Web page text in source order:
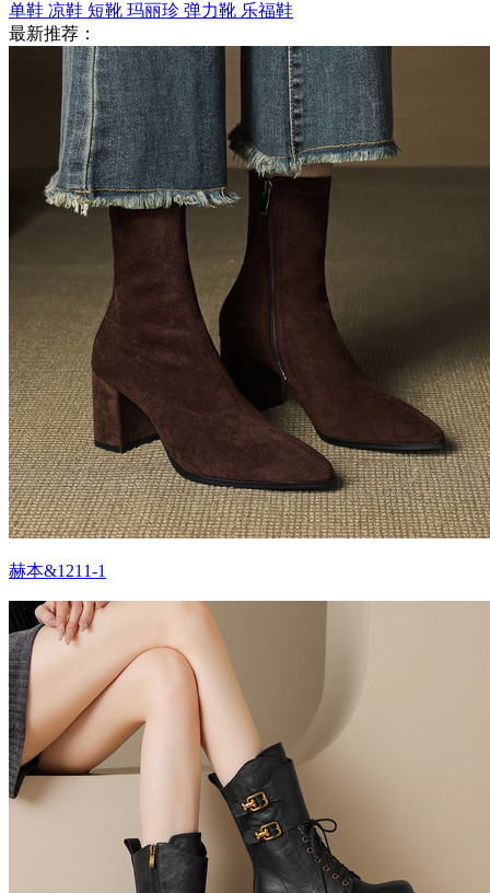
单鞋 凉鞋 短靴 玛丽珍 弹力靴 乐福鞋
最新推荐：
赫本&1211-1